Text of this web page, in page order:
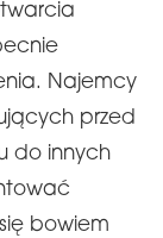
Najemcy
przed
do innych
bowiem